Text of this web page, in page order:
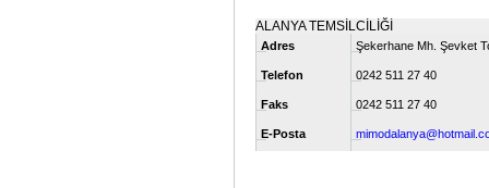
ALANYA TEMSİLCİLİĞİ
Adres Şekerhane Mh. Şevket
Telefon 0242 511 27 40
Faks 0242 511 27 40
E-Posta